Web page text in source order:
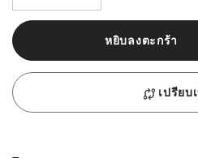
หยิบลงตะกร้า
เปรียบ